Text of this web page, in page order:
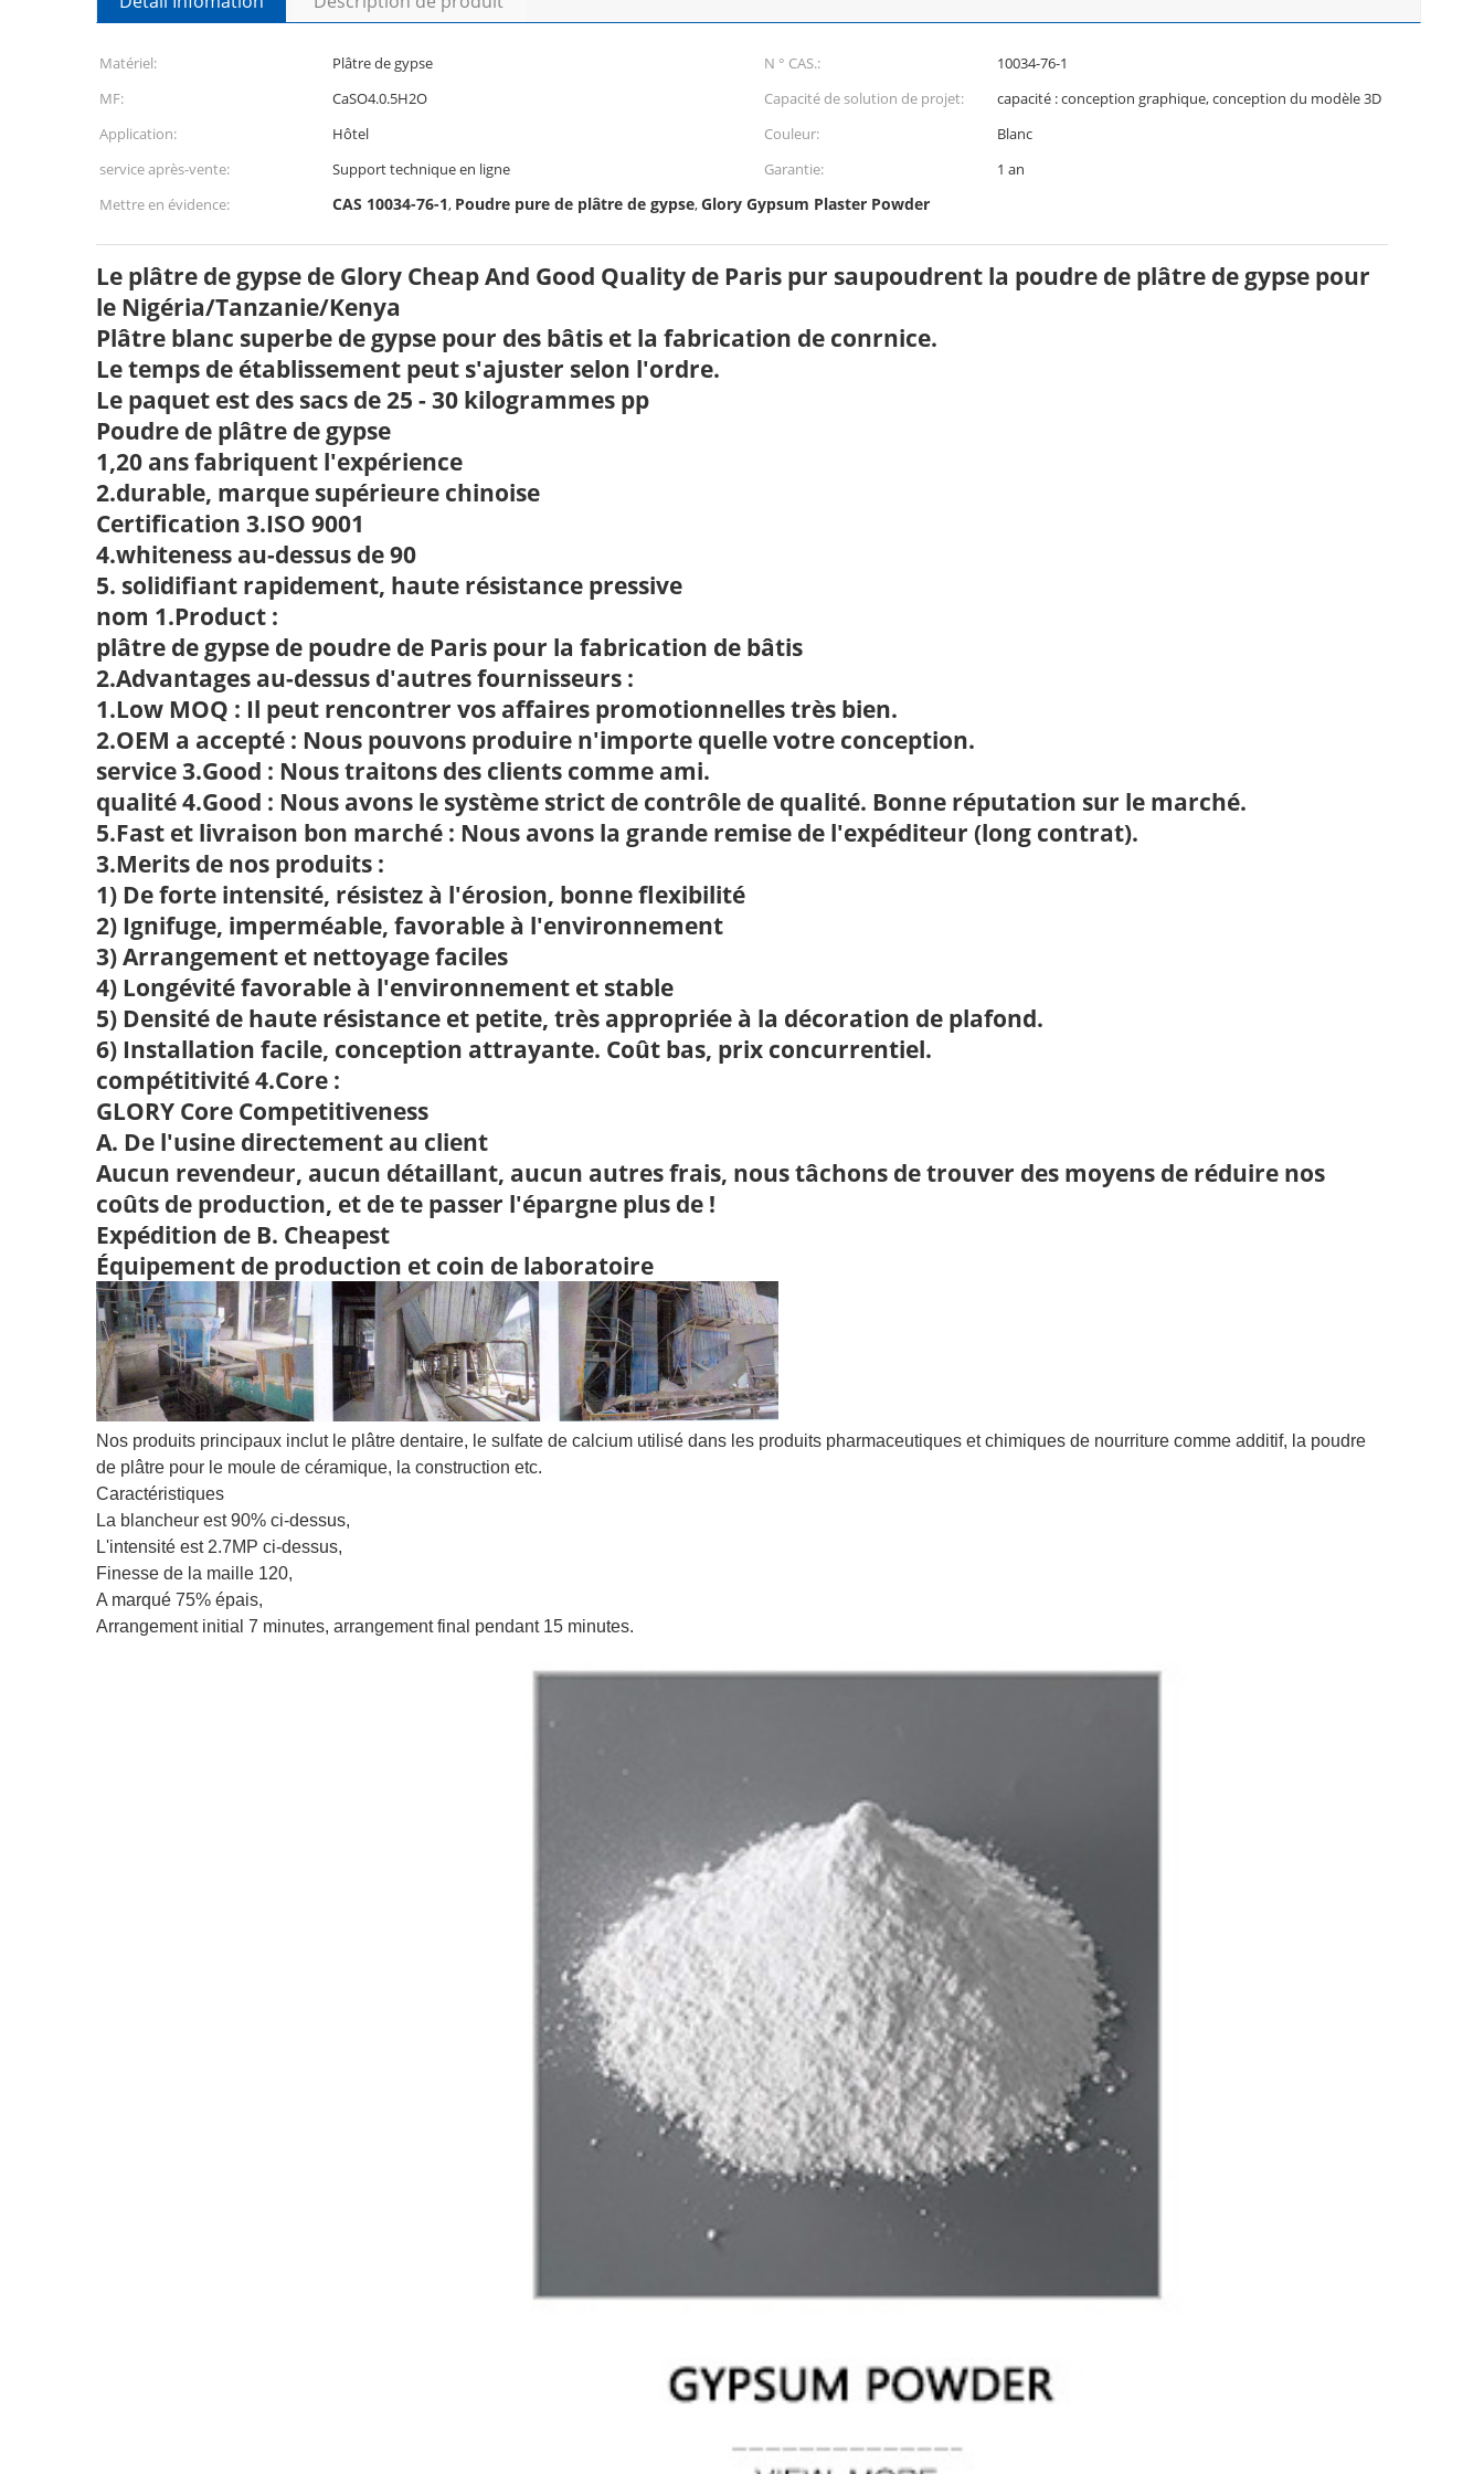
Matériel: Plâtre de gypse N ° CAS.:
10034-76-1
MF:
CaSO4.0.5H2O Capacité de solution de projet:
capacité : conception graphique, conception du modèle 3D
Application:
Hôtel Couleur:
Blanc
service après-vente:
Support technique en ligne Garantie:
1 an
Mettre en évidence:
CAS 10034-76-1, Poudre pure de plâtre de gypse,Glory Gypsum Plaster Powder
Le plâtre de gypse de Glory Cheap And Good Quality de Paris pur saupoudrent la poudre de plâtre de gypse pour
le Nigéria/Tanzanie/Kenya
Plâtre blanc superbe de gypse pour des bâtis et la fabrication de conrnice.
Le temps de établissement peut s'ajuster selon l'ordre.
Le paquet est des sacs de 25 - 30 kilogrammes pp
Poudre de plâtre de gypse
1,20 ans fabriquent l'expérience
2.durable, marque supérieure chinoise
Certification 3.ISO 9001
4.whiteness au-dessus de 90
5. solidifiant rapidement, haute résistance pressive
nom 1.Product :
plâtre de gypse de poudre de Paris pour la fabrication de bâtis
2.Advantages au-dessus d'autres fournisseurs :
1.Low MOQ : Il peut rencontrer vos affaires promotionnelles très bien.
2.OEM a accepté : Nous pouvons produire n'importe quelle votre conception.
service 3.Good : Nous traitons des clients comme ami.
qualité 4.Good : Nous avons le système strict de contrôle de qualité. Bonne réputation sur le marché.
5.Fast et livraison bon marché : Nous avons la grande remise de l'expéditeur (long contrat).
3.Merits de nos produits :
1) De forte intensité, résistez à l'érosion, bonne flexibilité
2) Ignifuge, imperméable, favorable à l'environnement
3) Arrangement et nettoyage faciles
4) Longévité favorable à l'environnement et stable
5) Densité de haute résistance et petite, très appropriée à la décoration de plafond.
6) Installation facile, conception attrayante. Coût bas, prix concurrentiel.
compétitivité 4.Core :
GLORY Core Competitiveness
A. De l'usine directement au client
Aucun revendeur, aucun détaillant, aucun autres frais, nous tâchons de trouver des moyens de réduire nos
coûts de production, et de te passer l'épargne plus de !
Expédition de B. Cheapest
Équipement de production et coin de laboratoire
Nos produits principaux inclut le plâtre dentaire, le sulfate de calcium utilisé dans les produits pharmaceutiques et chimiques de nourriture comme additif, la poudre
de plâtre pour le moule de céramique, la construction etc.
Caractéristiques
La blancheur est 90% ci-dessus,
L'intensité est 2.7MP ci-dessus,
Finesse de la maille 120,
A marqué 75% épais,
Arrangement initial 7 minutes, arrangement final pendant 15 minutes.